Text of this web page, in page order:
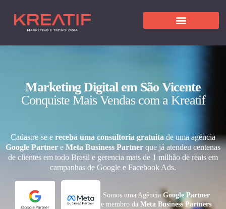
Marketing Digital em São Vicente
Conquiste Mais Vendas com a Kreatif
Cadastre-se e receba uma consultoria gratuita de uma agência
Google Partner e Meta Business Partner que já atendeu centenas
de clientes em todo Brasil e gerencia mais de 1 milhão de reais em
campanhas de Google e Facebook Ads.
Somos uma AgênciaGoogle Partner
e membro daMeta Business Partners